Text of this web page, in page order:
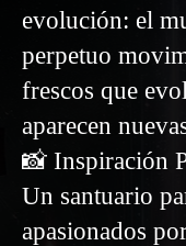
evolución: el
perpetuo
frescos que
aparecen
📸 Inspiración
Un santuario
apasionados